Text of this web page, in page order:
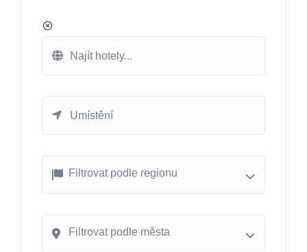
Filtrovat podle regionu
Filtrovat podle města